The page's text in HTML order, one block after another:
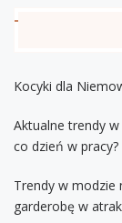
Kocyki dla
Aktualne trendy
co dzień w pracy?
Trendy w modzie
garderobę w